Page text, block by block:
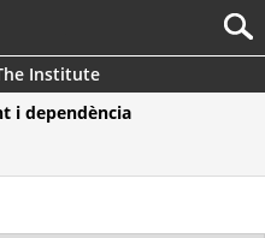
Institute
i dependència